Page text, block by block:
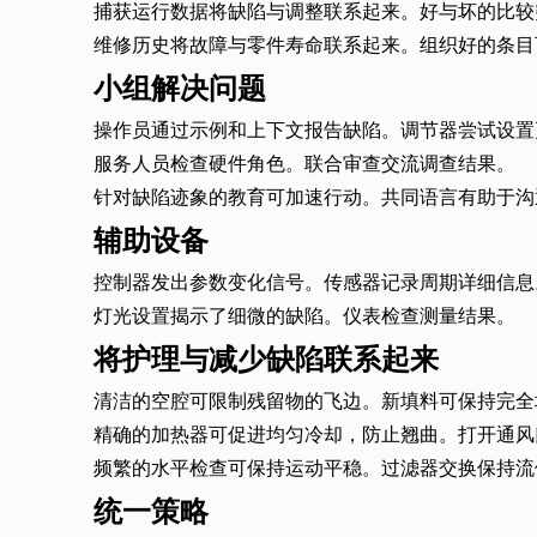
捕获运行数据将缺陷与调整联系起来。好与坏的比
维修历史将故障与零件寿命联系起来。组织好的条
小组解决问题
操作员通过示例和上下文报告缺陷。调节器尝试设
服务人员检查硬件角色。联合审查交流调查结果。
针对缺陷迹象的教育可加速行动。共同语言有助于
辅助设备
控制器发出参数变化信号。传感器记录周期详细信
灯光设置揭示了细微的缺陷。仪表检查测量结果。
将护理与减少缺陷联系起来
清洁的空腔可限制残留物的飞边。新填料可保持完
精确的加热器可促进均匀冷却，防止翘曲。打开通
频繁的水平检查可保持运动平稳。过滤器交换保持
统一策略